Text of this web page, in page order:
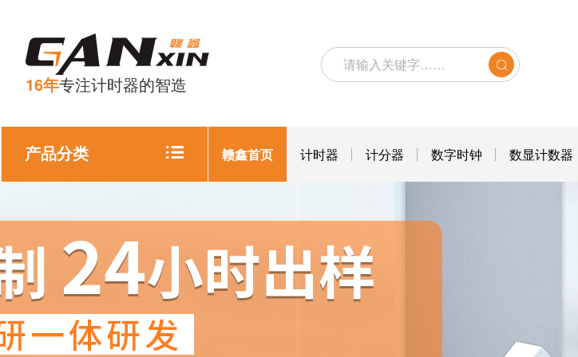
16年专注计时器的智造
产品分类 赣鑫首页 计时器 计分器 数字时钟 数显计数器